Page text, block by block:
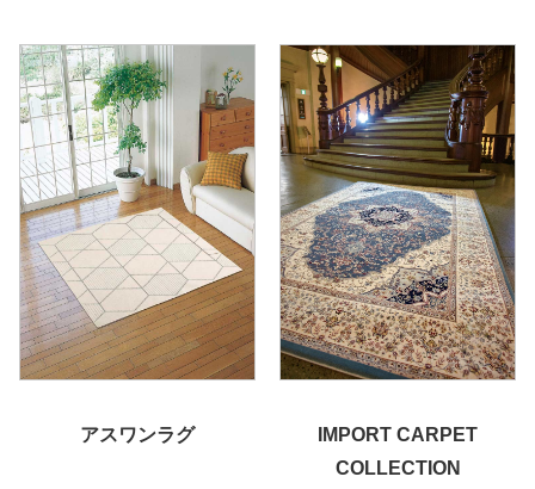
アスワンラグ
IMPORT CARPET
COLLECTION